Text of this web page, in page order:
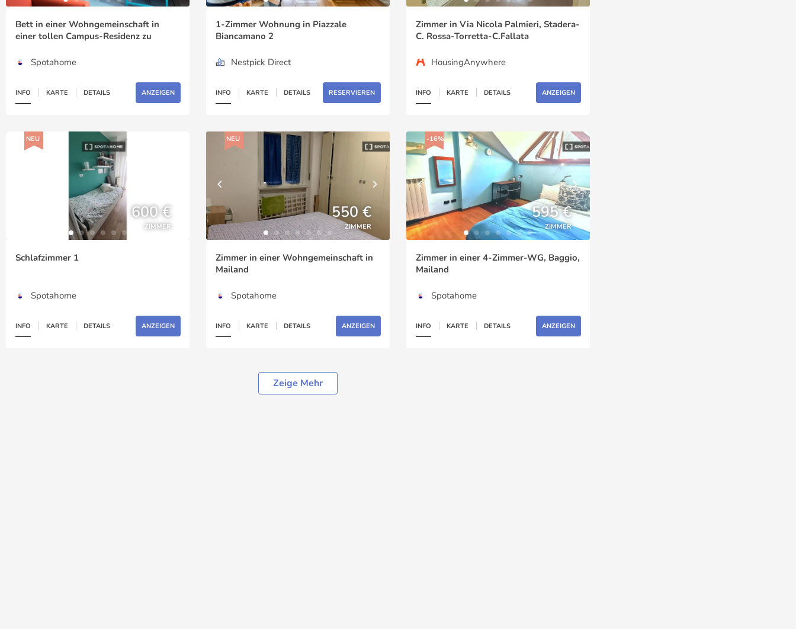
Bett in einer Wohngemeinschaft in
einer tollen Campus-Residenz zu
Spotahome
INFO KARTE DETAILS ANZEIGEN
1-Zimmer Wohnung in Piazzale
Biancamano 2
Nestpick Direct
INFO KARTE DETAILS RESERVIEREN
Zimmer in Via Nicola Palmieri, Stadera-
C. Rossa-Torretta-C.Fallata
HousingAnywhere
INFO KARTE DETAILS ANZEIGEN
NEU
600 €
ZIMMER
Schlafzimmer 1
Spotahome
INFO KARTE DETAILS ANZEIGEN
NEU
550 €
ZIMMER
Zimmer in einer Wohngemeinschaft in
Mailand
Spotahome
INFO KARTE DETAILS ANZEIGEN
-16%
595 €
ZIMMER
Zimmer in einer 4-Zimmer-WG, Baggio,
Mailand
Spotahome
INFO KARTE DETAILS ANZEIGEN
Zeige Mehr